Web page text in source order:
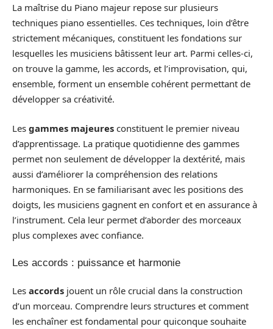
La maîtrise du Piano majeur repose sur plusieurs
techniques piano essentielles. Ces techniques, loin d’être
strictement mécaniques, constituent les fondations sur
lesquelles les musiciens bâtissent leur art. Parmi celles-ci,
on trouve la gamme, les accords, et l’improvisation, qui,
ensemble, forment un ensemble cohérent permettant de
développer sa créativité.
Les gammes majeures constituent le premier niveau
d’apprentissage. La pratique quotidienne des gammes
permet non seulement de développer la dextérité, mais
aussi d’améliorer la compréhension des relations
harmoniques. En se familiarisant avec les positions des
doigts, les musiciens gagnent en confort et en assurance à
l’instrument. Cela leur permet d’aborder des morceaux
plus complexes avec confiance.
Les accords : puissance et harmonie
Les accords jouent un rôle crucial dans la construction
d’un morceau. Comprendre leurs structures et comment
les enchaîner est fondamental pour quiconque souhaite